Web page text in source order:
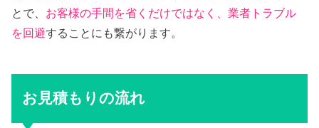
とで、 お客様の手間を省くだけではなく、業者トラブル
を回避することにも繋がります。
お見積もりの流れ